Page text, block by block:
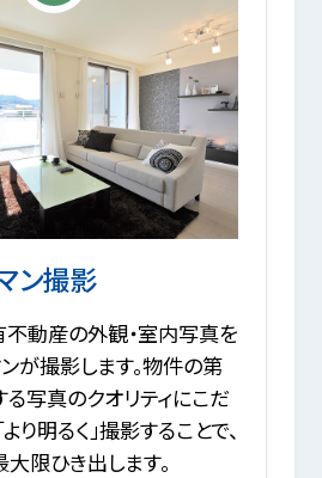
ン撮影
動産の外観・室内写真を
が撮影します。物件の第
写真のクオリティにこだ
より明るく」撮影することで、
限ひき出します。